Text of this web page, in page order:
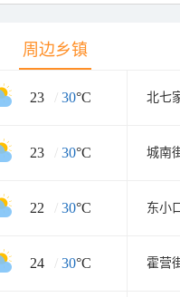
周边乡镇
23 / 30°C 北七
23 / 30°C 城南
22 / 30°C 东小
24 / 30°C 霍营